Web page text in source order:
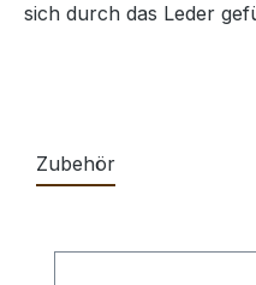
sich durch das Leder
Zubehör